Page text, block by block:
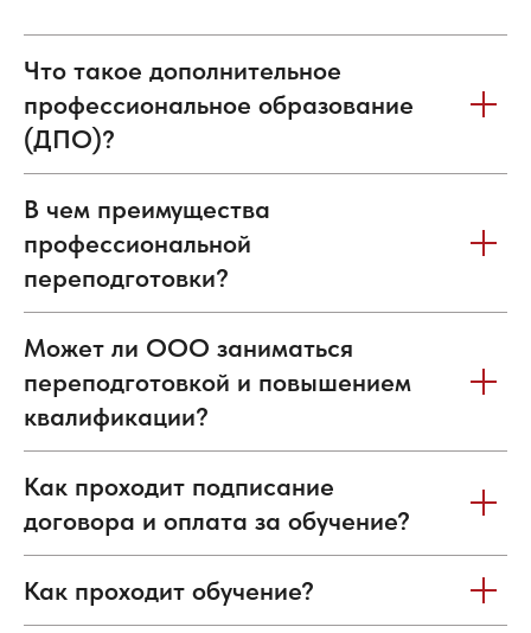
ПОЛУЧИТЬ КОНСУЛЬТАЦИЮ
Что такое дополнительное
профессиональное образование
(ДПО)?
В чем преимущества
профессиональной
переподготовки?
Может ли ООО заниматься
переподготовкой и повышением
квалификации?
Как проходит подписание
договора и оплата за обучение?
Как проходит обучение?